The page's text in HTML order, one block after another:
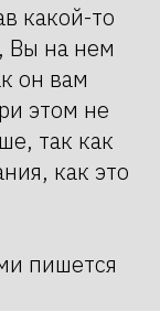
какой-то
Вы на нем
он вам
этом не
так как
как это
пишется